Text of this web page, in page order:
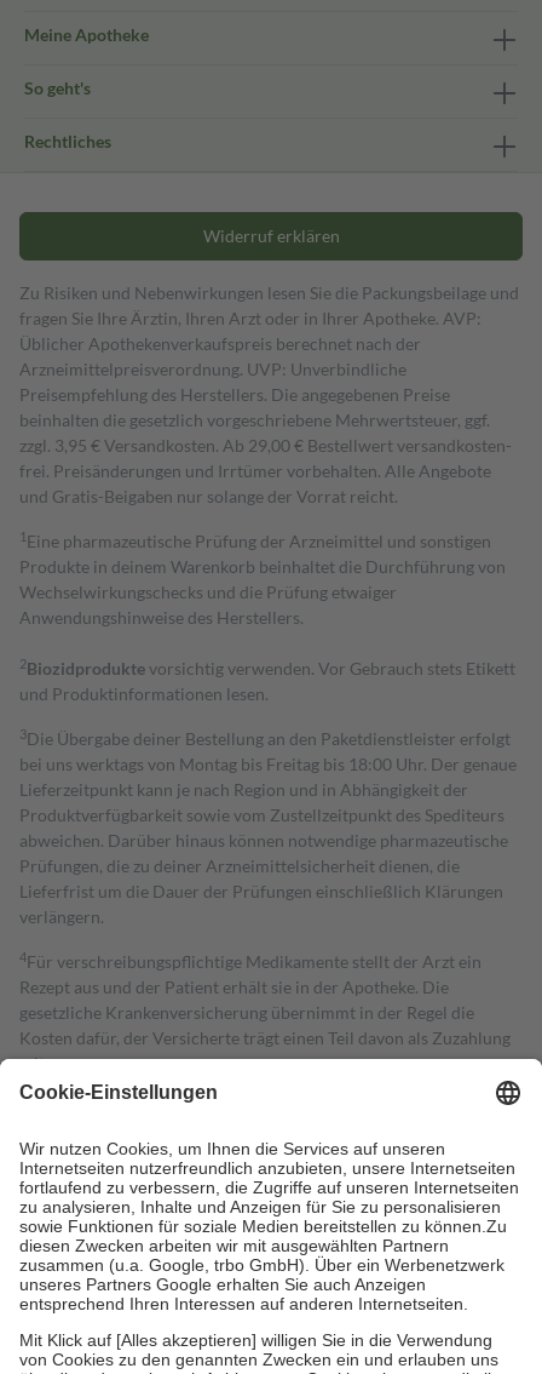
Meine Apotheke
So geht's
Rechtliches
Widerruf erklären
Zu Risiken und Nebenwirkungen lesen Sie die Packungsbeilage und
fragen Sie Ihre Ärztin, Ihren Arzt oder in Ihrer Apotheke. AVP:
Üblicher Apothekenverkaufspreis berechnet nach der
Arzneimittelpreisverordnung. UVP: Unverbindliche
Preisempfehlung des Herstellers. Die angegebenen Preise
beinhalten die gesetzlich vorgeschriebene Mehrwertsteuer, ggf.
zzgl. 3,95 € Versandkosten. Ab 29,00 € Bestell­wert versand­kosten­
frei. Preisänderungen und Irrtümer vorbehalten. Alle Angebote
und Gratis-Beigaben nur solange der Vorrat reicht.
1 Eine pharmazeutische Prüfung der Arzneimittel und sonstigen
Produkte in deinem Warenkorb beinhaltet die Durchführung von
Wechselwirkungschecks und die Prüfung etwaiger
Anwendungshinweise des Herstellers.
2Biozidproduktevorsichtig verwenden. Vor Gebrauch stets Etikett
und Produktinformationen lesen.
3Die Übergabe deiner Bestellung an den Paketdienstleister erfolgt
bei uns werktags von Montag bis Freitag bis 18:00 Uhr. Der genaue
Lieferzeitpunkt kann je nach Region und in Abhängigkeit der
Produktverfügbarkeit sowie vom Zustellzeitpunkt des Spediteurs
abweichen. Darüber hinaus können notwendige pharmazeutische
Prüfungen, die zu deiner Arzneimittelsicherheit dienen, die
Lieferfrist um die Dauer der Prüfungen einschließlich Klärungen
verlängern.
4Für verschreibungspflichtige Medikamente stellt der Arzt ein
Rezept aus und der Patient erhält sie in der Apotheke. Die
gesetzliche Krankenversicherung übernimmt in der Regel die
Kosten dafür, der Versicherte trägt einen Teil davon als Zuzahlung
mit.
Grundsätzlich leisten Mitglieder Zuzahlungen in Höhe von zehn
höchstens zehn Euro.
Es sind jedoch nie mehr als die tatsächlichen
Kosten der Leistung zu entrichten.
Diese Regeln gelten grundsätzlich auch für Online-Apotheken.
Bei Heilmitteln und häuslicher Krankenpflege beträgt die
Zuzahlung zehn Prozent der Kosten sowie zehn Euro je
Verordnung.
Um das Engagement der Versicherten für ihre eigene Gesundheit zu
stärken und die besondere Stellung der Familie zu unterstützen,
fallenkeine Zuzahlungenan bei:
• Kindern und Jugendlichen bis zum vollendeten 18. Lebensjahr